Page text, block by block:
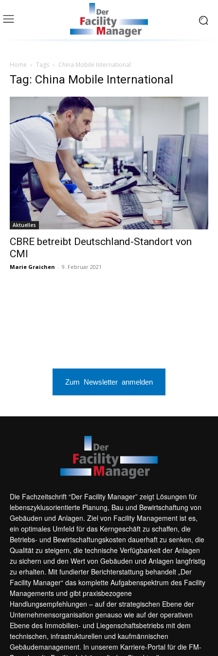
Home Tags China Mobile International
Tag: China Mobile International
Aktuelles
CBRE betreibt Deutschland-Standort von
CMI
Marie Graichen - 9. Februar 2021
Zum Newsletter anmelden
Die Fachzeitschrift “Der Facility Manager” zeigt Lösungen für
lebenszyklusorientierte Planung, Bau und Bewirtschaftung von
Gebäuden und Anlagen. Ziel von Facility Management ist es,
ein optimales Umfeld für das Kerngeschäft zu schaffen, die
Betriebs- und Bewirtschaftungskosten dauerhaft zu senken, die
Qualität zu steigern, die technische Verfügbarkeit der Anlagen
zu sichern und den Wert von Gebäuden und Anlagen langfristig
zu erhalten. Mit fundierter Berichterstattung behandelt „Der
Facility Manager“ das komplette Aufgabenspektrum des Facility
Managements und gibt praxisbezogene
Handlungsempfehlungen – auf der strategischen Ebene der
Unternehmensorganisation genauso wie auf der operativen
Ebene des Immobilien- und Liegenschaftsbetriebs mit dem
technischen, infrastrukturellen und kaufmännischen
Gebäudemanagement. In unserem Karriere-Portal für die FM-